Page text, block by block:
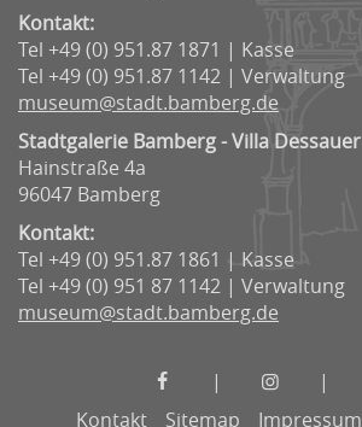
Kontakt:
Tel +49 (0) 951.87 1871 | Kasse
Tel +49 (0) 951.87 1142 | Verwaltung
museum@stadt.bamberg.de
Stadtgalerie Bamberg - Villa Dessauer
Hainstraße 4a
96047 Bamberg
Kontakt:
Tel +49 (0) 951.87 1861 | Kasse
Tel +49 (0) 951 87 1142 | Verwaltung
museum@stadt.bamberg.de
Museen
der
|
Museen
|
Kontakt Sitemap Impressum